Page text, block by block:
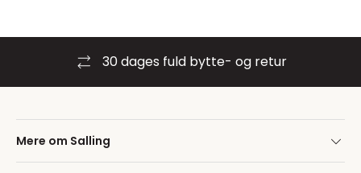
30 dages fuld bytte- og retur
Mere om Salling